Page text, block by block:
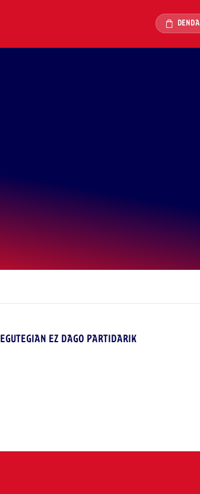
DENDA
EGUTEGIAN EZ DAGO PARTIDARIK